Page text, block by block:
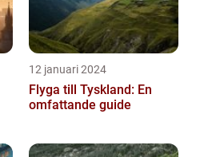
12 januari 2024
Flyga till Tyskland: En
omfattande guide